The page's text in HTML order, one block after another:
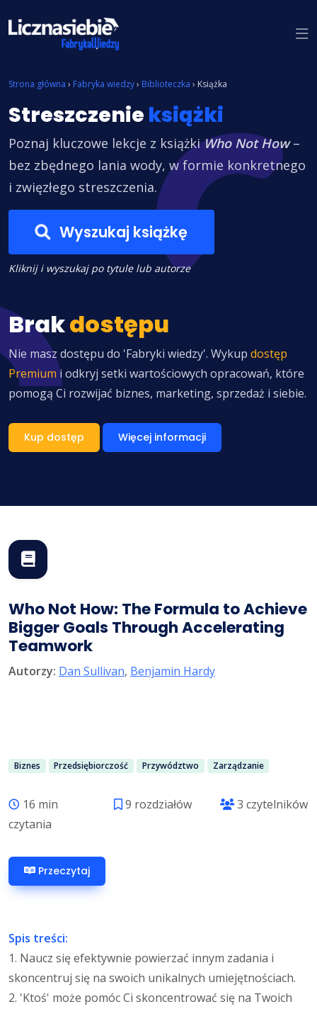
Strona główna › Fabryka wiedzy› Biblioteczka › Książka
Streszczenie książki
Poznaj kluczowe lekcje z książkiWho Not How–
bez zbędnego lania wody, w formie konkretnego
i zwięzłego streszczenia.
Wyszukaj książkę
Kliknij i wyszukaj po tytule lub autorze
Brakdostępu
Nie masz dostępu do 'Fabryki wiedzy'. Wykup dostęp
Premium i odkryj setki wartościowych opracowań, które
pomogą Ci rozwijać biznes, marketing, sprzedaż i siebie.
Kup dostęp Więcej informacji
Who Not How: The Formula to Achieve
Bigger Goals Through Accelerating
Teamwork
Autorzy: Dan Sullivan, Benjamin Hardy
Biznes Przedsiębiorczość Przywództwo Zarządzanie
16 min
czytania
9 rozdziałów 3 czytelników
Przeczytaj
Spis treści:
1. Naucz się efektywnie powierzać innym zadania i
skoncentruj się na swoich unikalnych umiejętnościach.
2. 'Ktoś' może pomóc Ci skoncentrować się na Twoich
Znajdź książkę